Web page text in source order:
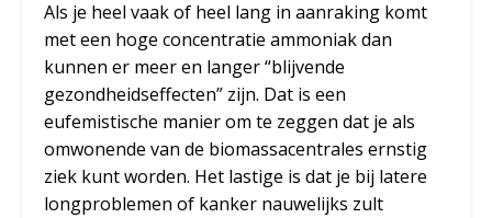
Als je heel vaak of heel lang in aanraking komt
met een hoge concentratie ammoniak dan
kunnen er meer en langer “blijvende
gezondheidseffecten” zijn. Dat is een
eufemistische manier om te zeggen dat je als
omwonende van de biomassacentrales ernstig
ziek kunt worden. Het lastige is dat je bij latere
longproblemen of kanker nauwelijks zult